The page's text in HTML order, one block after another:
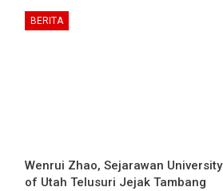
BERITA
Wenrui Zhao, Sejarawan University
of Utah Telusuri Jejak Tambang